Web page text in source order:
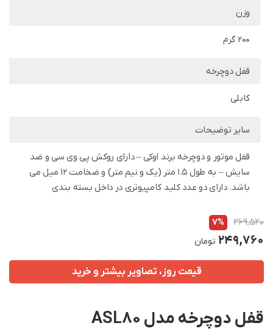
وزن
200 گرم
قفل دوچرخه
کابلی
سایر توضیحات
قفل موتور و دوچرخه برند اوکی – دارای روکش پی وی سی و ضد
سایش – به طول 1.5 متر (یک و نیم متر) و ضخامت 12 میل می
باشد. دارای دو عدد کلید کامپیوتری در داخل بسته بندی
269,520
7%
249,760 تومان
قیمت روز، تصاویر بیشتر و خرید
قفل دوچرخه مدل ASL80